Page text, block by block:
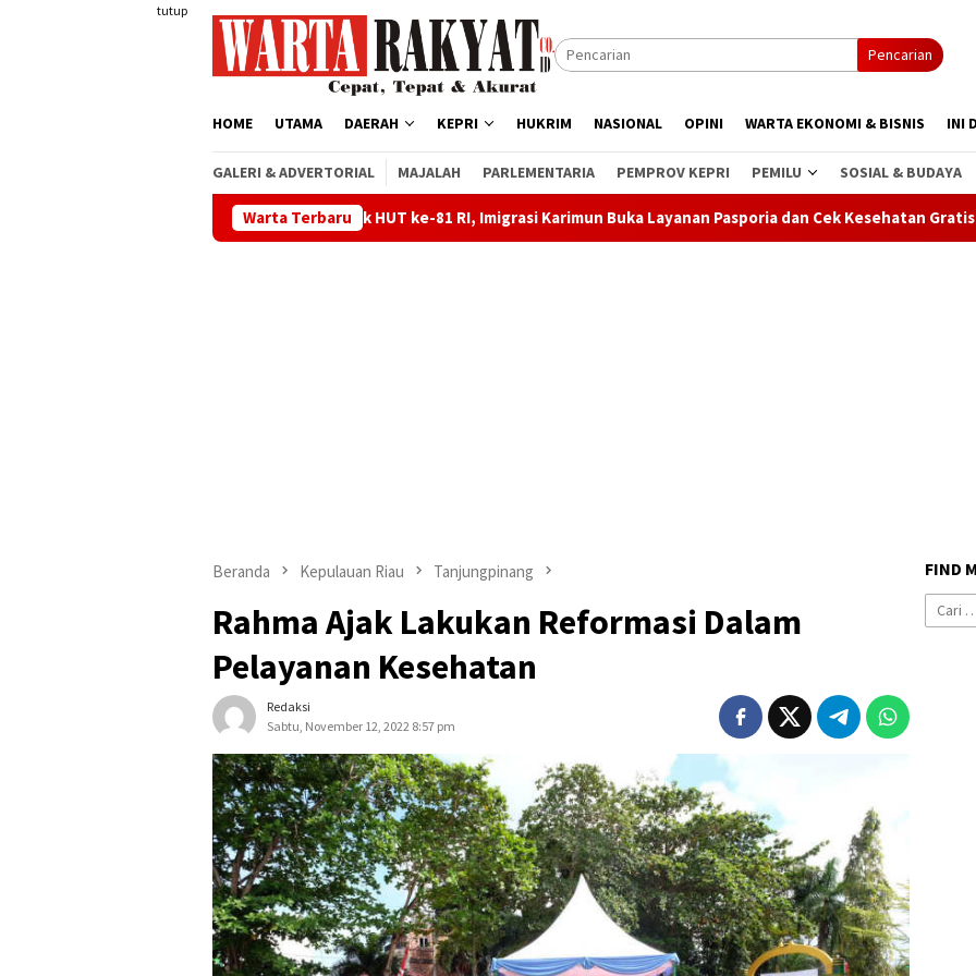
tutup
Pencarian
HOME UTAMA DAERAH KEPRI HUKRIM NASIONAL OPINI WARTA EKONOMI & BISNIS INI
GALERI & ADVERTORIAL MAJALAH PARLEMENTARIA PEMPROV KEPRI PEMILU SOSIAL & BUDAYA
Warta Terbaru
Semarak HUT ke-81 RI, Imigrasi Karimun Buka Layanan Pasporia dan Cek Kesehatan Gratis di CFD 16
Beranda Kepulauan Riau Tanjungpinang
Rahma Ajak Lakukan Reformasi Dalam
Pelayanan Kesehatan
Redaksi
Sabtu, November 12, 2022 8:57 pm
FIND
Cari
untuk: